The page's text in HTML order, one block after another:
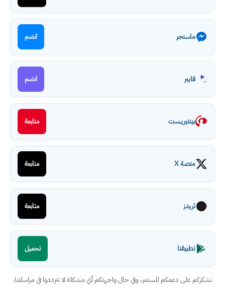
ماسنجر انضم
فايبر انضم
بينتيريست متابعة
منصة X متابعة
ثريدز متابعة
تطبيقنا تحميل
نشكركم على دعمكم المستمر، وفي حال واجهتكم أي مشكلة لا تترددوا في مراسلتنا.